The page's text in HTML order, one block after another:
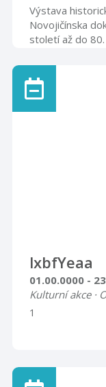
Výstava
Novojičínska
století až do
17.00 hod.
lxbfYeaa
01.00.0000 -
Kulturní akce ·
1